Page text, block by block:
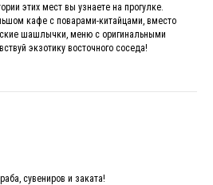
этих мест вы узнаете на прогулке.
кафе с поварами-китайцами, вместо
шашлычки, меню с оригинальными
экзотику восточного соседа!
сувениров и заката!